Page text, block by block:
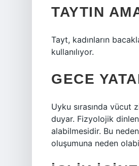
TAYTIN
Tayt, kadınların
kullanılıyor.
GECE
Uyku sırasında
duyar. Fizyolojik
alabilmesidir. Bu
oluşumuna neden